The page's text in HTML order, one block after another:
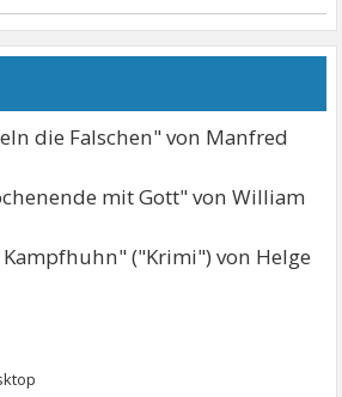
die Falschen" von Manfred
mit Gott" von William
("Krimi") von Helge